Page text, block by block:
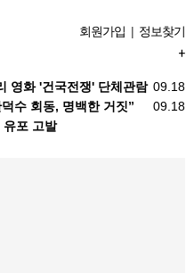
회원가입 | 정보찾기
+
09.18
영화 '건국전쟁' 단체관람
09.18
수 회동, 명백한 거짓”
유포 고발